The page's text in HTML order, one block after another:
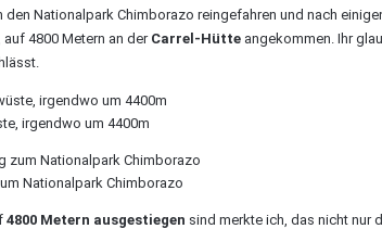
den Nationalpark Chimborazo reingefahren und nach
auf 4800 Metern an der Carrel-Hütte angekommen. Ihr
irgendwo um 4400m
Nationalpark Chimborazo
4800 Metern ausgestiegen sind merkte ich, das nicht nur